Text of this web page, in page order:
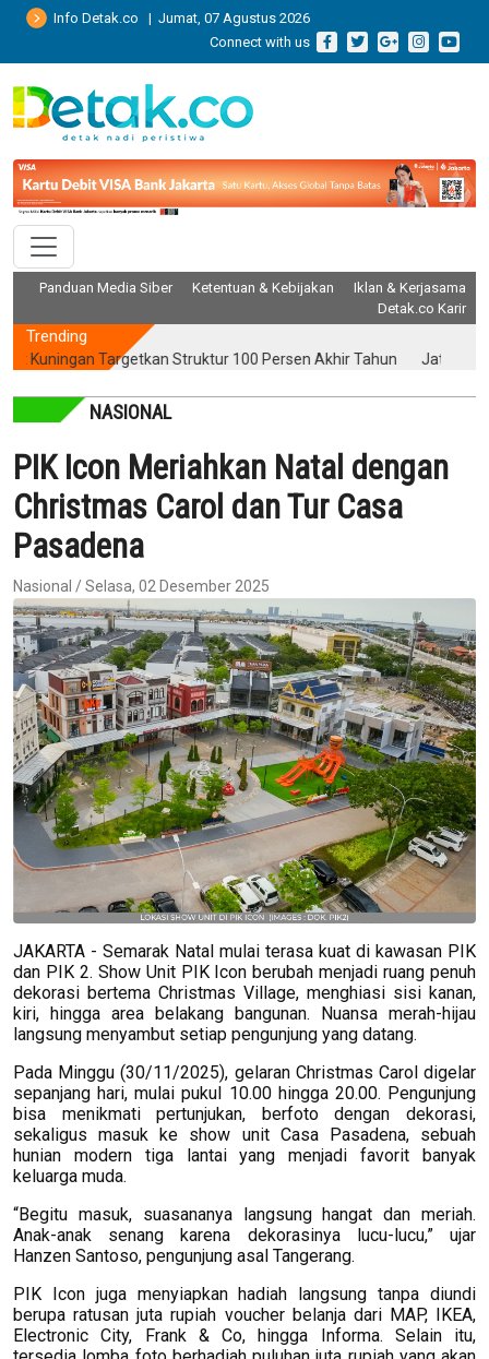
Info Detak.co | Jumat, 07 Agustus 2026
Connect with us
Panduan Media Siber Ketentuan & Kebijakan
Iklan & Kerjasama
Detak.co Karir
Trending
Targetkan Struktur 100 Persen Akhir Tahun Jatim Kinerja
NASIONAL
PIK Icon Meriahkan Natal dengan
Christmas Carol dan Tur Casa
Pasadena
Nasional / Selasa, 02 Desember 2025
JAKARTA - Semarak Natal mulai terasa kuat di kawasan PIK
dan PIK 2. Show Unit PIK Icon berubah menjadi ruang penuh
dekorasi bertema Christmas Village, menghiasi sisi kanan,
kiri, hingga area belakang bangunan. Nuansa merah-hijau
langsung menyambut setiap pengunjung yang datang.
Pada Minggu (30/11/2025), gelaran Christmas Carol digelar
sepanjang hari, mulai pukul 10.00 hingga 20.00. Pengunjung
bisa menikmati pertunjukan, berfoto dengan dekorasi,
sekaligus masuk ke show unit Casa Pasadena, sebuah
hunian modern tiga lantai yang menjadi favorit banyak
keluarga muda.
“Begitu masuk, suasananya langsung hangat dan meriah.
Anak-anak senang karena dekorasinya lucu-lucu,” ujar
Hanzen Santoso, pengunjung asal Tangerang.
PIK Icon juga menyiapkan hadiah langsung tanpa diundi
berupa ratusan juta rupiah voucher belanja dari MAP, IKEA,
Electronic City, Frank & Co, hingga Informa. Selain itu,